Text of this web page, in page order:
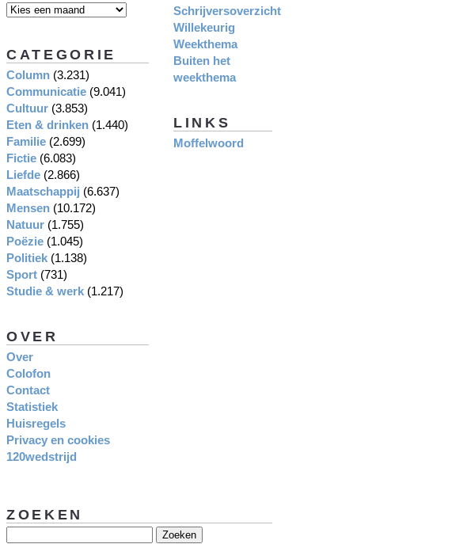
Schrijversoverzicht
Willekeurig
Weekthema
Buiten het
weekthema
LINKS
Moffelwoord
CATEGORIE
Column (3.231)
Communicatie (9.041)
Cultuur (3.853)
Eten & drinken (1.440)
Familie (2.699)
Fictie (6.083)
Liefde (2.866)
Maatschappij (6.637)
Mensen (10.172)
Natuur (1.755)
Poëzie (1.045)
Politiek (1.138)
Sport (731)
Studie & werk (1.217)
OVER
Over
Colofon
Contact
Statistiek
Huisregels
Privacy en cookies
120wedstrijd
ZOEKEN